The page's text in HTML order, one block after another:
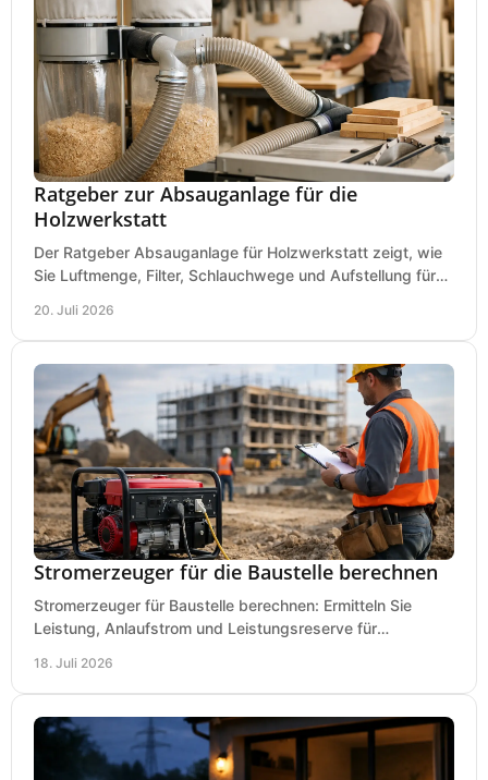
Ratgeber zur Absauganlage für die
Holzwerkstatt
Der Ratgeber Absauganlage für Holzwerkstatt zeigt, wie
Sie Luftmenge, Filter, Schlauchwege und Aufstellung für
20. Juli 2026
Stromerzeuger für die Baustelle berechnen
Stromerzeuger für Baustelle berechnen: Ermitteln Sie
Leistung, Anlaufstrom und Leistungsreserve für
18. Juli 2026